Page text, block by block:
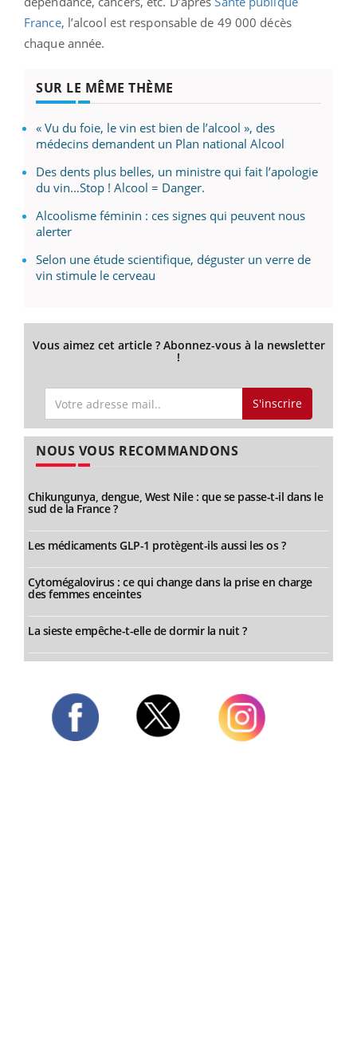
France, l’alcool est responsable de 49 000 décès
chaque année.
SUR LE MÊME THÈME
« Vu du foie, le vin est bien de l’alcool », des
médecins demandent un Plan national Alcool
Des dents plus belles, un ministre qui fait l’apologie
du vin…Stop ! Alcool = Danger.
Alcoolisme féminin : ces signes qui peuvent nous
alerter
Selon une étude scientifique, déguster un verre de
vin stimule le cerveau
Vous aimez cet article ? Abonnez-vous à la newsletter
!
S'inscrire
NOUS VOUS RECOMMANDONS
Chikungunya, dengue, West Nile : que se passe-t-il dans le
sud de la France ?
Les médicaments GLP-1 protègent-ils aussi les os ?
Cytomégalovirus : ce qui change dans la prise en charge
des femmes enceintes
La sieste empêche-t-elle de dormir la nuit ?